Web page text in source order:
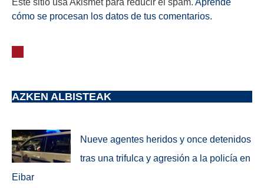
cómo se procesan los datos de tus comentarios.
AZKEN ALBISTEAK
Nueve agentes heridos y once detenidos
tras una trifulca y agresión a la policía en
Eibar